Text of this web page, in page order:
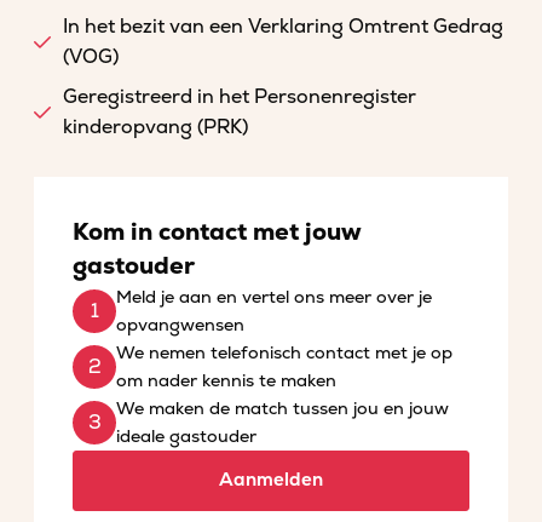
In het bezit van een Verklaring Omtrent Gedrag
(VOG)
Geregistreerd in het Personenregister
kinderopvang (PRK)
Kom in contact met jouw
gastouder
Meld je aan en vertel ons meer over je
opvangwensen
We nemen telefonisch contact met je op
om nader kennis te maken
We maken de match tussen jou en jouw
ideale gastouder
Aanmelden